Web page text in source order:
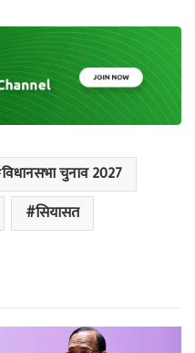
विधानसभा चुनाव 2027
सियासत